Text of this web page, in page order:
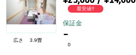
広さ 3.9畳
最安値!!
保証金
-
0